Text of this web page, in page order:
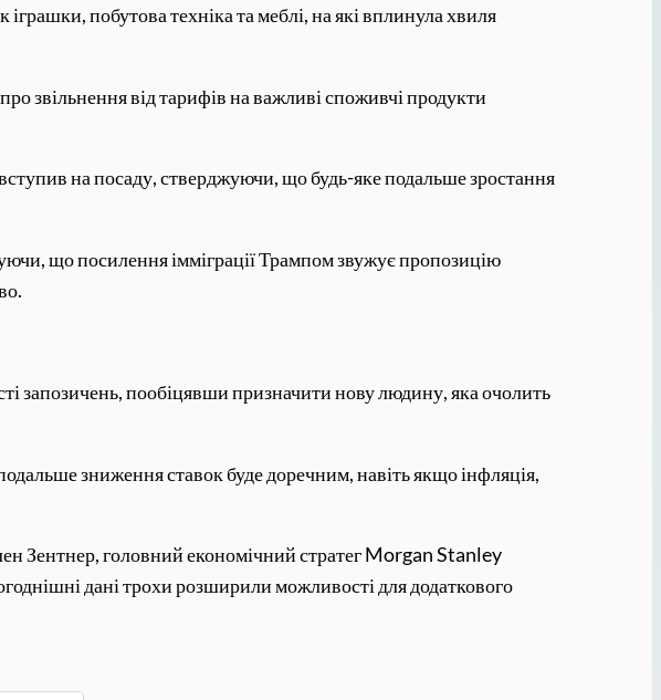
побутова техніка та меблі, на які вплинула хвиля
звільнення від тарифів на важливі споживчі продукти
на посаду, стверджуючи, що будь-яке подальше зростання
що посилення імміграції Трампом звужує пропозицію
запозичень, пообіцявши призначити нову людину, яка очолить
зниження ставок буде доречним, навіть якщо інфляція,
Зентнер, головний економічний стратег Morgan Stanley
дані трохи розширили можливості для додаткового